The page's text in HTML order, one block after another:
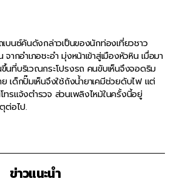
บนซ์คันดังกล่าวเป็นของนักท่องเที่ยวชาว
กอำเภอชะอำ มุ่งหน้าเข้าสู่เมืองหัวหิน เมื่อมา
นที่บริเวณกระโปรงรถ คนขับเห็นจึงจอดริม
เด็กปั๊มเห็นจึงใช้ถังน้ำยาเคมีช่วยดับไฟ แต่
ทรแจ้งตำรวจ ส่วนเพลิงไหม้ในครั้งนี้อยู่
ต่อไป.
ข่าวแนะนำ